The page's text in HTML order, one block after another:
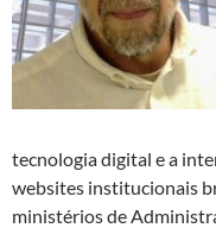
tecnologia digital e a
websites institucionais
ministérios de